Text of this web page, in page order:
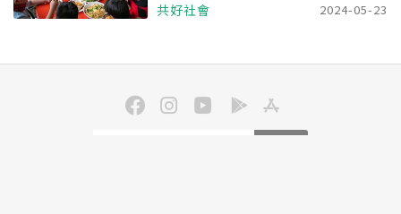
共好社會 2024-05-23